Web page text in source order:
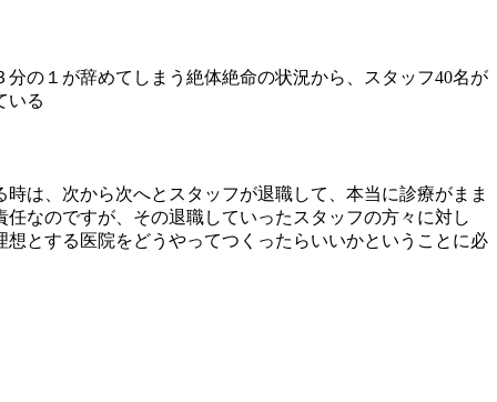
の１が辞めてしまう絶体絶命の状況から、スタッフ40名が
いる
は、次から次へとスタッフが退職して、本当に診療がまま
なのですが、その退職していったスタッフの方々に対し
とする医院をどうやってつくったらいいかということに必